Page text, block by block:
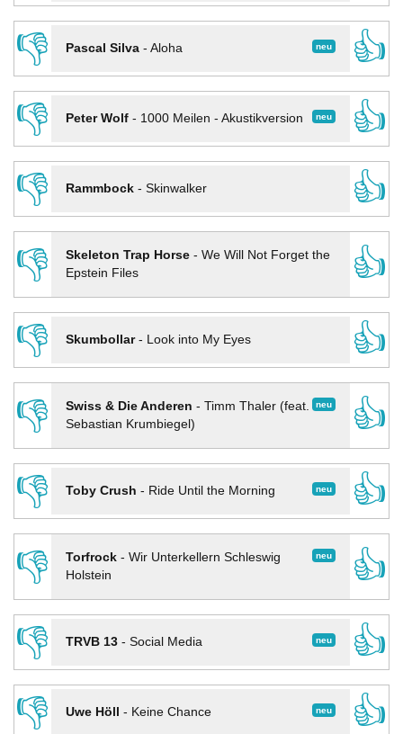
👎
neu
Pascal Silva- Aloha
👍
👎
neu
Peter Wolf- 1000 Meilen - Akustikversion
👍
👎
Rammbock- Skinwalker
👍
👎
Skeleton Trap Horse- We Will Not Forget the
Epstein Files
👍
👎
Skumbollar- Look into My Eyes
👍
👎
neu
Swiss & Die Anderen - Timm Thaler (feat.
Sebastian Krumbiegel)
👍
👎
neu
Toby Crush - Ride Until the Morning
👍
👎
neu
Torfrock- Wir Unterkellern Schleswig
Holstein
👍
👎
neu
TRVB 13- Social Media
👍
👎
neu
Uwe Höll - Keine Chance
👍